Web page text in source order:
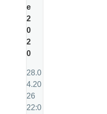
e
2
0
2
0
28.0
4.20
26
22:0